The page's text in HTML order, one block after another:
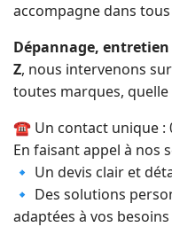
accompagne dans
Dépannage,
Z, nous intervenons
toutes marques,
☎️ Un contact unique :
En faisant appel à nos
🔹 Un devis clair et
🔹 Des solutions
adaptées à vos besoins